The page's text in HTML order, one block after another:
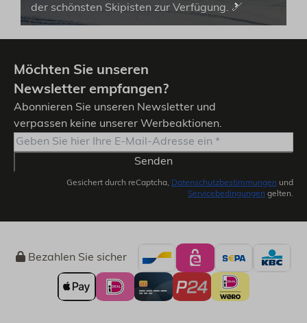
der schönsten Skipisten zur Verfügung. 🎿
Möchten Sie unseren
Newsletter empfangen?
Abonnieren Sie unseren Newsletter und
verpassen keine unserer Werbeaktionen.
Senden
Gesichert durch reCaptcha, Datenschutzbestimmungen und
Servicebedingungen gelten.
Bezahlen Sie sicher